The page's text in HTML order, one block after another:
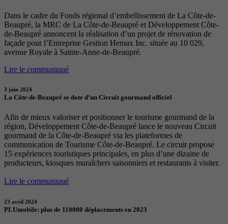
Dans le cadre du Fonds régional d’embellissement de La Côte-de-
Beaupré, la MRC de La Côte-de-Beaupré et Développement Côte-
de-Beaupré annoncent la réalisation d’un projet de rénovation de
façade pour l’Entreprise Gestion Hemax Inc. située au 10 029,
avenue Royale à Sainte-Anne-de-Beaupré.
Lire le communiqué
3 juin 2024
La Côte-de-Beaupré se dote d’un Circuit gourmand officiel
Afin de mieux valoriser et positionner le tourisme gourmand de la
région, Développement Côte-de-Beaupré lance le nouveau Circuit
gourmand de la Côte-de-Beaupré via les plateformes de
communication de Tourisme Côte-de-Beaupré. Le circuit propose
15 expériences touristiques principales, en plus d’une dizaine de
producteurs, kiosques maraîchers saisonniers et restaurants à visiter.
Lire le communiqué
23 avril 2024
PLUmobile: plus de 110000 déplacements en 2023